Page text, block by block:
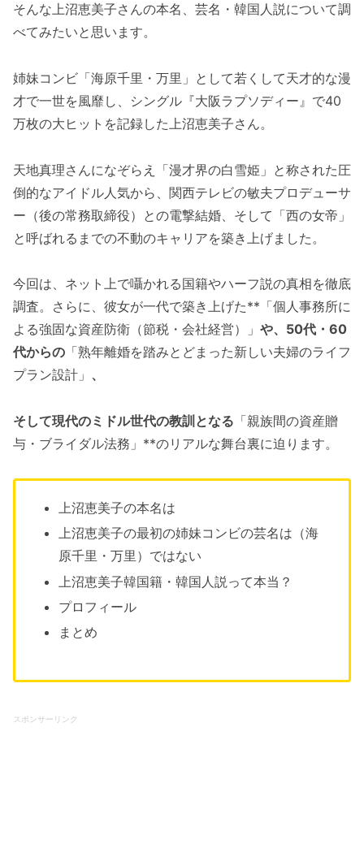
そんな上沼恵美子さんの本名、芸名・韓国人説について調
べてみたいと思います。
姉妹コンビ「海原千里・万里」として若くして天才的な漫
才で一世を風靡し、シングル『大阪ラプソディー』で40
万枚の大ヒットを記録した上沼恵美子さん。
天地真理さんになぞらえ「漫才界の白雪姫」と称された圧
倒的なアイドル人気から、関西テレビの敏夫プロデューサ
ー（後の常務取締役）との電撃結婚、そして「西の女帝」
と呼ばれるまでの不動のキャリアを築き上げました。
今回は、ネット上で囁かれる国籍やハーフ説の真相を徹底
調査。さらに、彼女が一代で築き上げた**「個人事務所に
よる強固な資産防衛（節税・会社経営）」 や、50代・60
代からの 「熟年離婚を踏みとどまった新しい夫婦のライフ
プラン設計」 、
そして現代のミドル世代の教訓となる 「親族間の資産贈
与・ブライダル法務」**のリアルな舞台裏に迫ります。
上沼恵美子の本名は
上沼恵美子の最初の姉妹コンビの芸名は（海
原千里・万里）ではない
上沼恵美子韓国籍・韓国人説って本当？
プロフィール
まとめ
スポンサーリンク